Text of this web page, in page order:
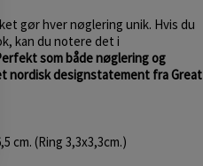
gør hver nøglering unik. Hvis du
kan du notere det i
som både nøglering og
nordisk designstatement fra Great
cm. (Ring 3,3x3,3cm.)